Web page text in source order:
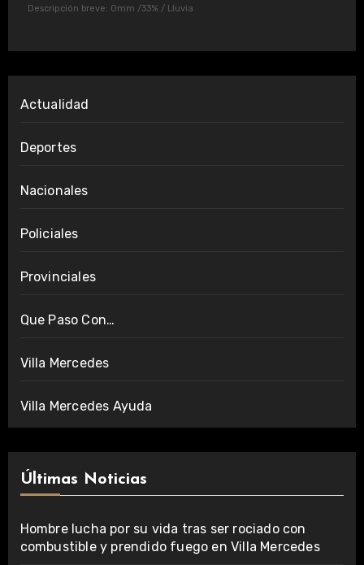
Descripción breve: 0mm /33% / Lluvia
Actualidad
Deportes
Nacionales
Policiales
Provinciales
Que Paso Con…
Villa Mercedes
Villa Mercedes Ayuda
Últimas Noticias
Hombre lucha por su vida tras ser rociado con
combustible y prendido fuego en Villa Mercedes